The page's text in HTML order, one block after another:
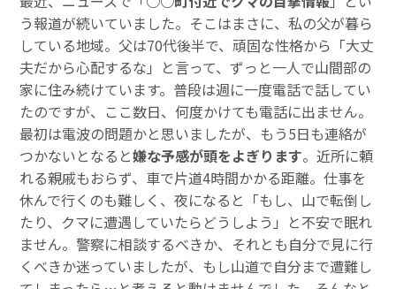
う報道が続いていました。そこはまさに、私の父が暮ら
している地域。父は70代後半で、頑固な性格から「大丈
夫だから心配するな」と言って、ずっと一人で山間部の
家に住み続けています。普段は週に一度電話で話してい
たのですが、ここ数日、何度かけても電話に出ません。
最初は電波の問題かと思いましたが、もう5日も連絡が
つかないとなると嫌な予感が頭をよぎります。近所に頼
れる親戚もおらず、車で片道4時間かかる距離。仕事を
休んで行くのも難しく、夜になると「もし、山で転倒し
たり、クマに遭遇していたらどうしよう」と不安で眠れ
ません。警察に相談するべきか、それとも自分で見に行
くべきか迷っていましたが、もし山道で自分まで遭難し